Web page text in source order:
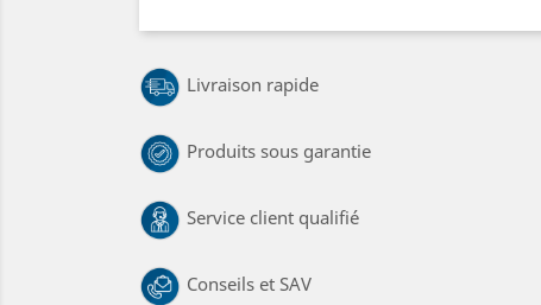
Livraison rapide
Produits sous garantie
Service client qualifié
Conseils et SAV